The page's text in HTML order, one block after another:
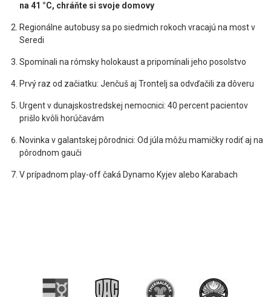
na 41 °C, chráňte si svoje domovy
Regionálne autobusy sa po siedmich rokoch vracajú na most v
Seredi
Spomínali na rómsky holokaust a pripomínali jeho posolstvo
Prvý raz od začiatku: Jenčuš aj Trontelj sa odvďačili za dôveru
Urgent v dunajskostredskej nemocnici: 40 percent pacientov
prišlo kvôli horúčavám
Novinka v galantskej pôrodnici: Od júla môžu mamičky rodiť aj na
pôrodnom gauči
V prípadnom play-off čaká Dynamo Kyjev alebo Karabach